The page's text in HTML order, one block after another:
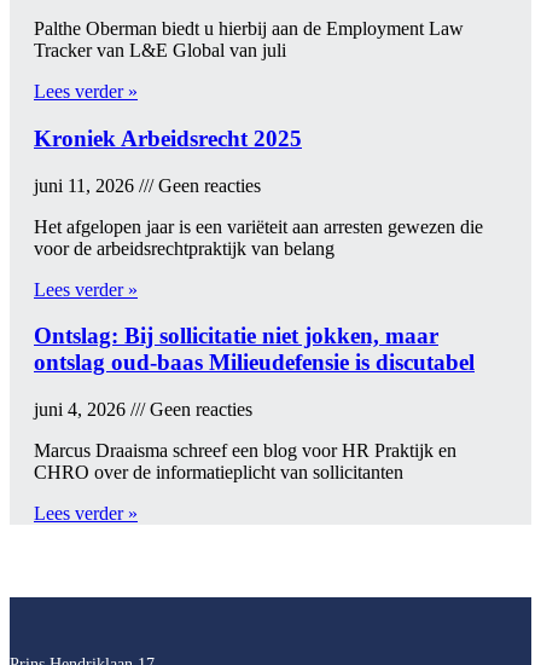
Palthe Oberman biedt u hierbij aan de Employment Law
Tracker van L&E Global van juli
Lees verder »
Kroniek Arbeidsrecht 2025
juni 11, 2026
Geen reacties
Het afgelopen jaar is een variëteit aan arresten gewezen die
voor de arbeids­rechtpraktijk van belang
Lees verder »
Ontslag: Bij sollicitatie niet jokken, maar
ontslag oud-baas Milieudefensie is discutabel
juni 4, 2026
Geen reacties
Marcus Draaisma schreef een blog voor HR Praktijk en
CHRO over de informatieplicht van sollicitanten
Lees verder »